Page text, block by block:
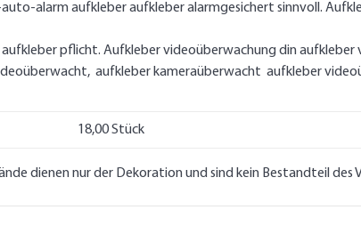
alarm aufkleber aufkleber alarmgesichert sinnvoll.
pflicht. Aufkleber videoüberwachung din
aufkleber kameraüberwacht aufkleber
18,00 Stück
dienen nur der Dekoration und sind kein Bestandteil des